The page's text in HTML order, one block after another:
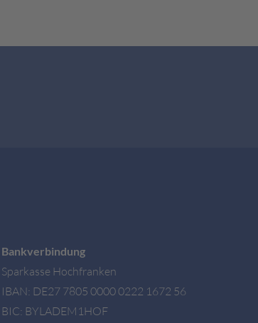
Bankverbindung
Sparkasse Hochfranken
IBAN: DE27 7805 0000 0222 1672 56
BIC: BYLADEM1HOF